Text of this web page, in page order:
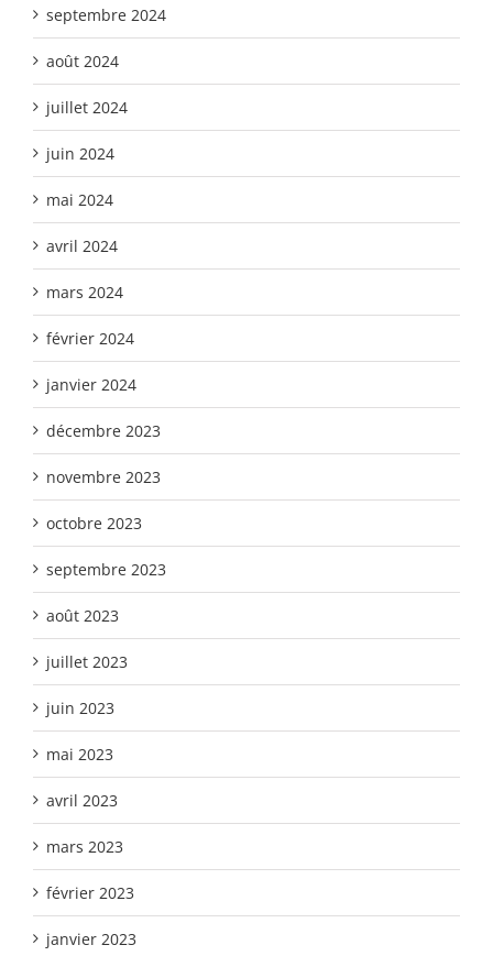
septembre 2024
août 2024
juillet 2024
juin 2024
mai 2024
avril 2024
mars 2024
février 2024
janvier 2024
décembre 2023
novembre 2023
octobre 2023
septembre 2023
août 2023
juillet 2023
juin 2023
mai 2023
avril 2023
mars 2023
février 2023
janvier 2023